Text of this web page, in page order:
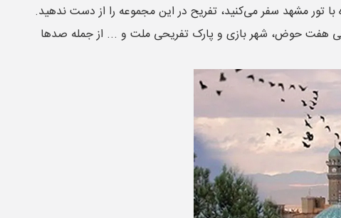
تور مشهد سفر می‌کنید، تفریح در این مجموعه را از دست ندهید.
طبیعی هفت حوض، شهر بازی و پارک تفریحی ملت و ... از جمله صدها